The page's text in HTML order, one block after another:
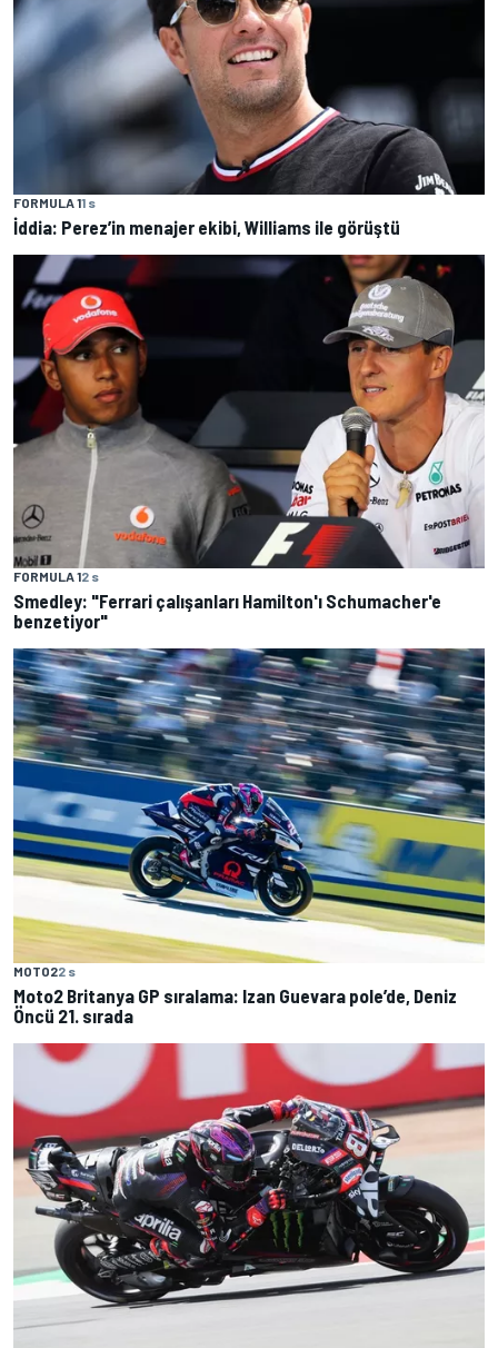
FORMULA 11 s
İddia: Perez’in menajer ekibi, Williams ile görüştü
FORMULA 12 s
Smedley: "Ferrari çalışanları Hamilton'ı Schumacher'e
benzetiyor"
MOTO22 s
Moto2 Britanya GP sıralama: Izan Guevara pole’de, Deniz
Öncü 21. sırada